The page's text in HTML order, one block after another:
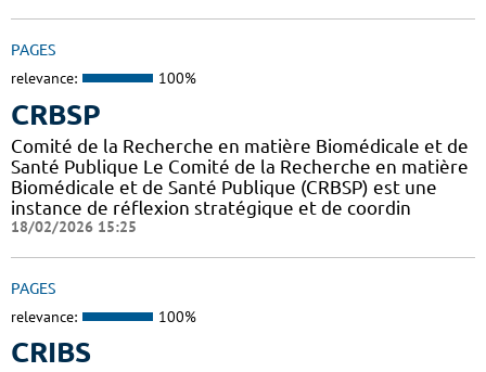
PAGES
relevance: 100%
CRBSP
Comité de la Recherche en matière Biomédicale et de
Santé Publique Le Comité de la Recherche en matière
Biomédicale et de Santé Publique (CRBSP) est une
instance de réflexion stratégique et de coordin
18/02/2026 15:25
PAGES
relevance: 100%
CRIBS